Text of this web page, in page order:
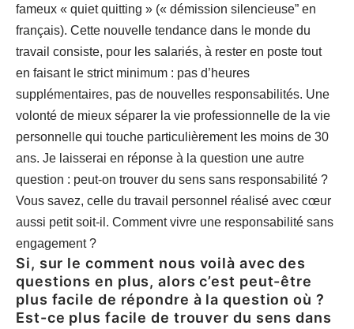
fameux « quiet quitting » (« démission silencieuse” en
français). Cette nouvelle tendance dans le monde du
travail consiste, pour les salariés, à rester en poste tout
en faisant le strict minimum : pas d’heures
supplémentaires, pas de nouvelles responsabilités. Une
volonté de mieux séparer la vie professionnelle de la vie
personnelle qui touche particulièrement les moins de 30
ans. Je laisserai en réponse à la question une autre
question : peut-on trouver du sens sans responsabilité ?
Vous savez, celle du travail personnel réalisé avec cœur
aussi petit soit-il. Comment vivre une responsabilité sans
engagement ?
Si, sur le comment nous voilà avec des
questions en plus, alors c’est peut-être
plus facile de répondre à la question où ?
Est-ce plus facile de trouver du sens dans